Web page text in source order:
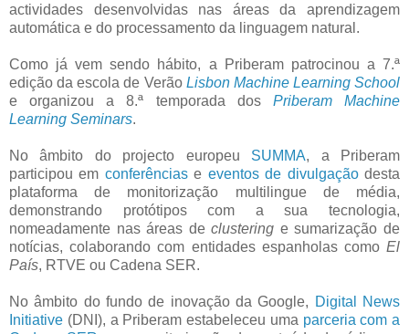
actividades desenvolvidas nas áreas da aprendizagem
automática e do processamento da linguagem natural.
Como já vem sendo hábito, a Priberam patrocinou a 7.ª
edição da escola de Verão Lisbon Machine Learning School
e organizou a 8.ª temporada dos Priberam Machine
Learning Seminars.
No âmbito do projecto europeu SUMMA, a Priberam
participou em conferênciase eventos de divulgaçãodesta
plataforma de monitorização multilingue de média,
demonstrando protótipos com a sua tecnologia,
nomeadamente nas áreas declustering e sumarização de
notícias, colaborando com entidades espanholas como El
País, RTVE ou Cadena SER.
No âmbito do fundo de inovação da Google, Digital News
Initiative (DNI), a Priberam estabeleceu uma parceria com a